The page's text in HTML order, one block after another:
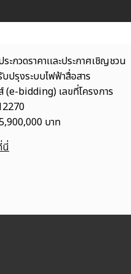
ะกวดราคาเเละประกาศเชิญชวน
ปรุงระบบไฟฟ้าสื่อสาร
(e-bidding) เลขที่โครงการ
บาท
นี่